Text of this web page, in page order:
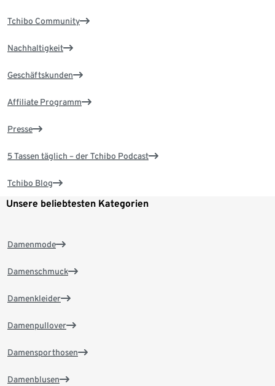
Tchibo Community
Nachhaltigkeit
Geschäftskunden
Affiliate Programm
Presse
5 Tassen täglich – der Tchibo Podcast
Tchibo Blog
Unsere beliebtesten Kategorien
Damenmode
Damenschmuck
Damenkleider
Damenpullover
Damensporthosen
Damenblusen